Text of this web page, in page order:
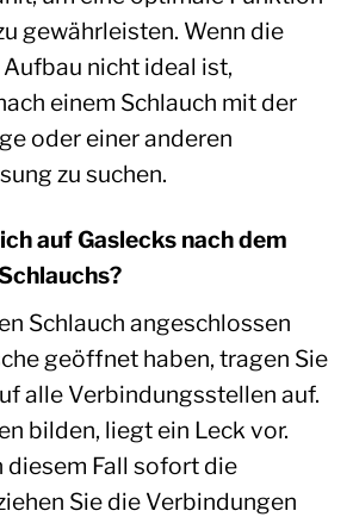
gewährleisten. Wenn die
nicht ideal ist,
einem Schlauch mit der
oder einer anderen
zu suchen.
auf Gaslecks nach dem
Schlauch angeschlossen
geöffnet haben, tragen Sie
alle Verbindungsstellen auf.
bilden, liegt ein Leck vor.
diesem Fall sofort die
Sie die Verbindungen